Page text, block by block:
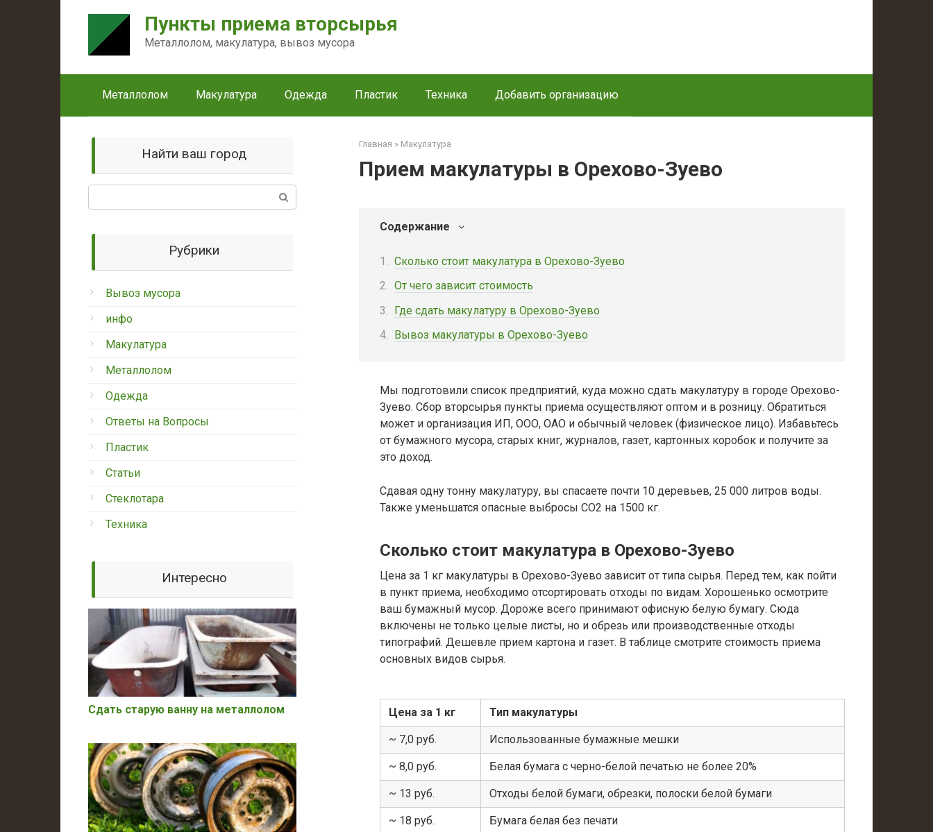
Пункты приема вторсырья
Металлолом, макулатура, вывоз мусора
Металлолом Макулатура Одежда Пластик Техника Добавить организацию
Главная » Макулатура
Прием макулатуры в Орехово-Зуево
Содержание
Сколько стоит макулатура в Орехово-Зуево
От чего зависит стоимость
Где сдать макулатуру в Орехово-Зуево
Вывоз макулатуры в Орехово-Зуево
Мы подготовили список предприятий, куда можно сдать макулатуру в городе Орехово-
Зуево. Сбор вторсырья пункты приема осуществляют оптом и в розницу. Обратиться
может и организация ИП, ООО, ОАО и обычный человек (физическое лицо). Избавьтесь
от бумажного мусора, старых книг, журналов, газет, картонных коробок и получите за
это доход.
Сдавая одну тонну макулатуру, вы спасаете почти 10 деревьев, 25 000 литров воды.
Также уменьшатся опасные выбросы CO2 на 1500 кг.
Сколько стоит макулатура в Орехово-Зуево
Цена за 1 кг макулатуры в Орехово-Зуево зависит от типа сырья. Перед тем, как пойти
в пункт приема, необходимо отсортировать отходы по видам. Хорошенько осмотрите
ваш бумажный мусор. Дороже всего принимают офисную белую бумагу. Сюда
включены не только целые листы, но и обрезь или производственные отходы
типографий. Дешевле прием картона и газет. В таблице смотрите стоимость приема
основных видов сырья.
Цена за 1 кг Тип макулатуры
~ 7,0 руб. Использованные бумажные мешки
~ 8,0 руб. Белая бумага с черно-белой печатью не более 20%
~ 13 руб. Отходы белой бумаги, обрезки, полоски белой бумаги
~ 18 руб. Бумага белая без печати
Найти ваш город
Рубрики
Вывоз мусора
инфо
Макулатура
Металлолом
Одежда
Ответы на Вопросы
Пластик
Статьи
Стеклотара
Техника
Интересно
Сдать старую ванну на металлолом